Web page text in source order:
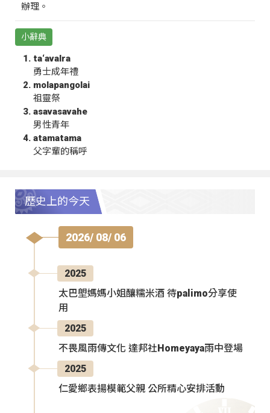
辦理。
小辭典
ta‘avalra
勇士成年禮
molapangolai
祖靈祭
asavasavahe
男性青年
atamatama
父字輩的稱呼
歷史上的今天
2026/ 08/ 06
2025
太巴塱媽媽小姐釀糯米酒 待palimo分享使
用
2025
不畏風雨傳文化 達邦社Homeyaya雨中登場
2025
仁愛鄉表揚模範父親 公所精心安排活動